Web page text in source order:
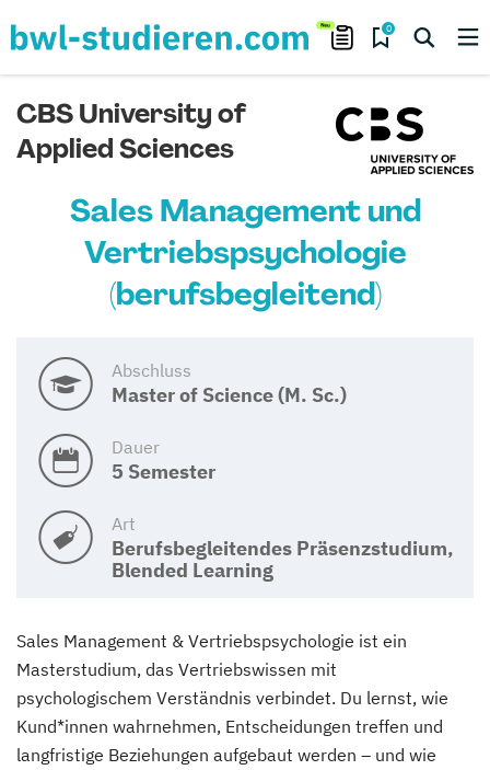
0
CBS University of
Applied Sciences
Sales Management und
Vertriebspsychologie
(berufsbegleitend)
Abschluss
Master of Science (M. Sc.)
Dauer
5 Semester
Art
Berufsbegleitendes Präsenzstudium,
Blended Learning
Sales Management & Vertriebspsychologie ist ein
Masterstudium, das Vertriebswissen mit
psychologischem Verständnis verbindet. Du lernst, wie
Kund*innen wahrnehmen, Entscheidungen treffen und
langfristige Beziehungen aufgebaut werden – und wie